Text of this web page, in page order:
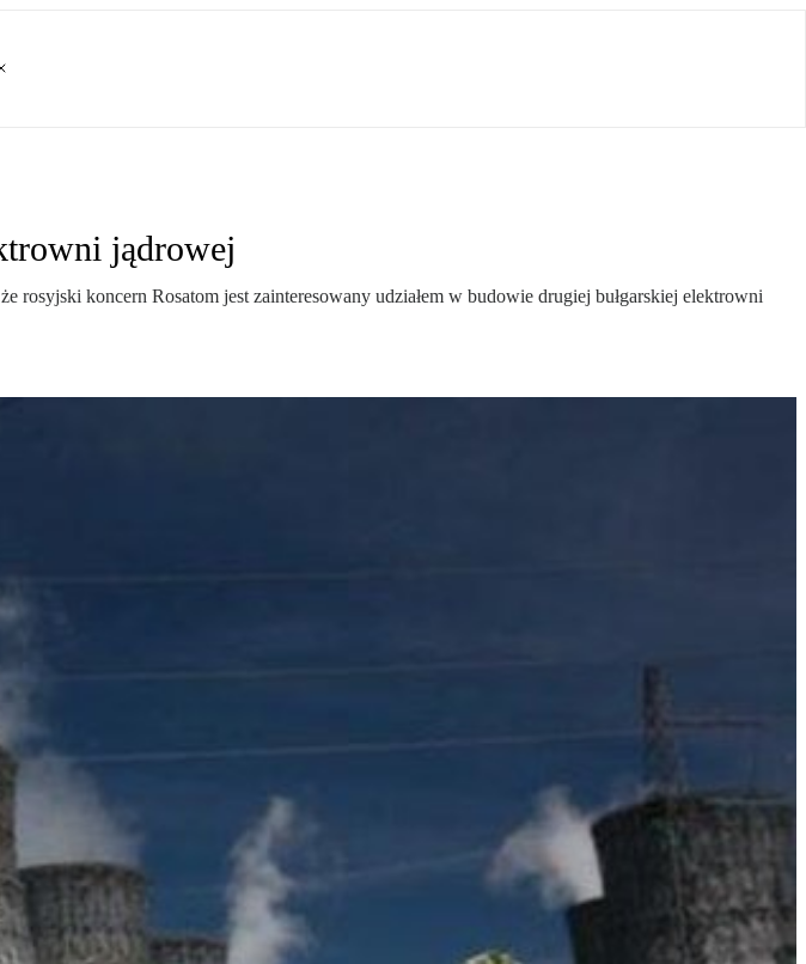
jądrowej
koncern Rosatom jest zainteresowany udziałem w budowie drugiej bułgarskiej elektrowni